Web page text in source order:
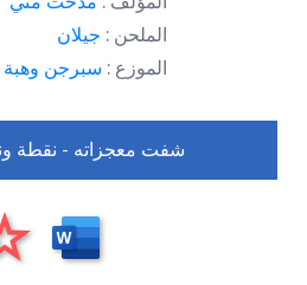
الملحن : جيلان
الموزع : سبرجن وهبة
شفت معجزاته - نقطة